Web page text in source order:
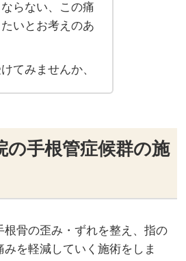
らない、この痛
いとお考えのあ
てみませんか、
の手根管症候群の施
根骨の歪み・ずれを整え、指の
を軽減していく施術をしま